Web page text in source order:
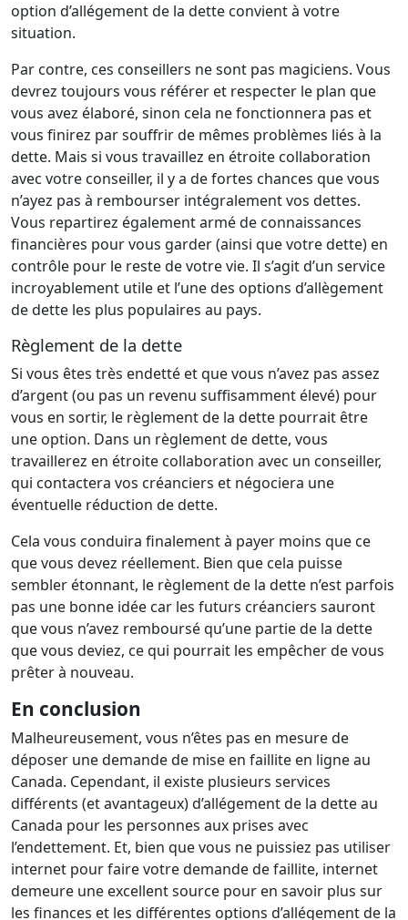
option d’allégement de la dette convient à votre
situation.
Par contre, ces conseillers ne sont pas magiciens. Vous
devrez toujours vous référer et respecter le plan que
vous avez élaboré, sinon cela ne fonctionnera pas et
vous finirez par souffrir de mêmes problèmes liés à la
dette. Mais si vous travaillez en étroite collaboration
avec votre conseiller, il y a de fortes chances que vous
n’ayez pas à rembourser intégralement vos dettes.
Vous repartirez également armé de connaissances
financières pour vous garder (ainsi que votre dette) en
contrôle pour le reste de votre vie. Il s’agit d’un service
incroyablement utile et l’une des options d’allègement
de dette les plus populaires au pays.
Règlement de la dette
Si vous êtes très endetté et que vous n’avez pas assez
d’argent (ou pas un revenu suffisamment élevé) pour
vous en sortir, le règlement de la dette pourrait être
une option. Dans un règlement de dette, vous
travaillerez en étroite collaboration avec un conseiller,
qui contactera vos créanciers et négociera une
éventuelle réduction de dette.
Cela vous conduira finalement à payer moins que ce
que vous devez réellement. Bien que cela puisse
sembler étonnant, le règlement de la dette n’est parfois
pas une bonne idée car les futurs créanciers sauront
que vous n’avez remboursé qu’une partie de la dette
que vous deviez, ce qui pourrait les empêcher de vous
prêter à nouveau.
En conclusion
Malheureusement, vous n’êtes pas en mesure de
déposer une demande de mise en faillite en ligne au
Canada. Cependant, il existe plusieurs services
différents (et avantageux) d’allégement de la dette au
Canada pour les personnes aux prises avec
l’endettement. Et, bien que vous ne puissiez pas utiliser
internet pour faire votre demande de faillite, internet
demeure une excellent source pour en savoir plus sur
les finances et les différentes options d’allégement de la